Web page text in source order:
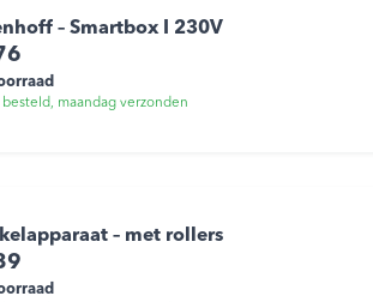
– Smartbox I 230V
besteld, maandag verzonden
– met rollers